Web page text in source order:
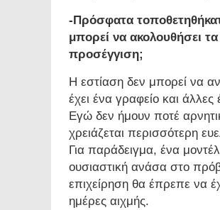
-Πρόσφατα
μπορεί να ακολουθήσει
προσέγγιση;
Η εστίαση δεν μπορεί να
έχει ένα γραφείο και
Εγώ δεν ήμουν ποτέ
χρειάζεται περισσότερη
Για παράδειγμα, ένα
ουσιαστική ανάσα στο
επιχείρηση θα έπρεπε να
ημέρες αιχμής.